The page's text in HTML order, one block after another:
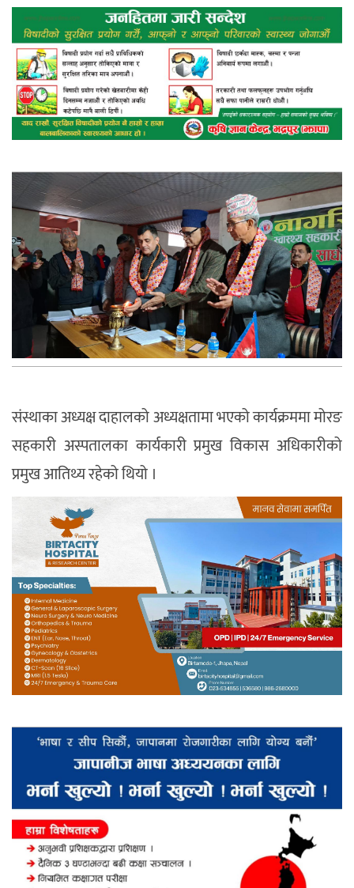
संस्थाका अध्यक्ष दाहालको अध्यक्षतामा भएको कार्यक्रममा मोरङ
सहकारी अस्पतालका कार्यकारी प्रमुख विकास अधिकारीको
प्रमुख आतिथ्य रहेको थियो ।